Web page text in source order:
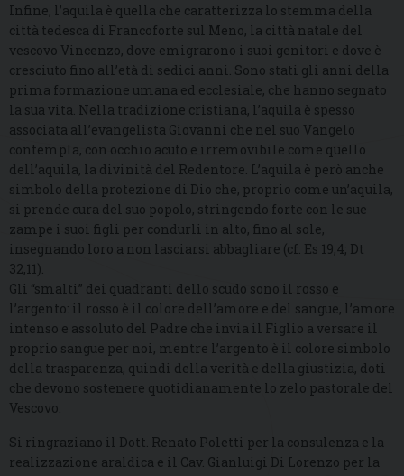
Infine, l’aquila è quella che caratterizza lo stemma della
città tedesca di Francoforte sul Meno, la città natale del
vescovo Vincenzo, dove emigrarono i suoi genitori e dove è
cresciuto fino all’età di sedici anni. Sono stati gli anni della
prima formazione umana ed ecclesiale, che hanno segnato
la sua vita. Nella tradizione cristiana, l’aquila è spesso
associata all’evangelista Giovanni che nel suo Vangelo
contempla, con occhio acuto e irremovibile come quello
dell’aquila, la divinità del Redentore. L’aquila è però anche
simbolo della protezione di Dio che, proprio come un’aquila,
si prende cura del suo popolo, stringendo forte con le sue
zampe i suoi figli per condurli in alto, fino al sole,
insegnando loro a non lasciarsi abbagliare (cf. Es 19,4; Dt
32,11).
Gli “smalti” dei quadranti dello scudo sono il rosso e
l’argento: il rosso è il colore dell’amore e del sangue, l’amore
intenso e assoluto del Padre che invia il Figlio a versare il
proprio sangue per noi, mentre l’argento è il colore simbolo
della trasparenza, quindi della verità e della giustizia, doti
che devono sostenere quotidianamente lo zelo pastorale del
Vescovo.
Si ringraziano il Dott. Renato Poletti per la consulenza e la
realizzazione araldica e il Cav. Gianluigi Di Lorenzo per la